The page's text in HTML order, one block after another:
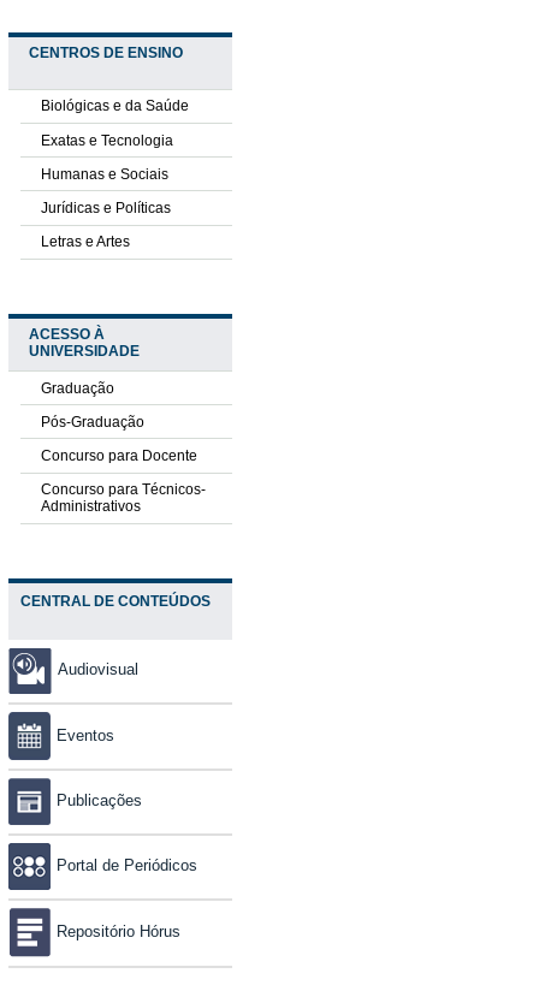
CENTROS DE ENSINO
Biológicas e da Saúde
Exatas e Tecnologia
Humanas e Sociais
Jurídicas e Políticas
Letras e Artes
ACESSO À
UNIVERSIDADE
Graduação
Pós-Graduação
Concurso para Docente
Concurso para Técnicos-
Administrativos
CENTRAL DE CONTEÚDOS
Audiovisual
Eventos
Publicações
Portal de Periódicos
Repositório Hórus